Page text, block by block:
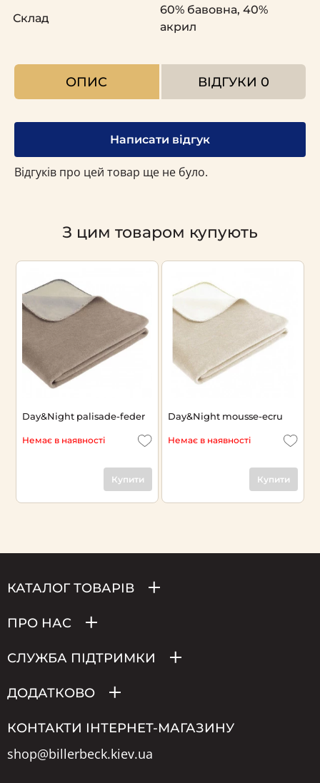
Склад
60% бавовна, 40%
акрил
ОПИС ВІДГУКИ 0
Написати відгук
Відгуків про цей товар ще не було.
З цим товаром купують
Day&Night palisade-feder
Немає в наявності
Купити
Day&Night mousse-ecru
Немає в наявності
Купити
КАТАЛОГ ТОВАРІВ
ПРО НАС
СЛУЖБА ПІДТРИМКИ
ДОДАТКОВО
КОНТАКТИ ІНТЕРНЕТ-МАГАЗИНУ
shop@billerbeck.kiev.ua